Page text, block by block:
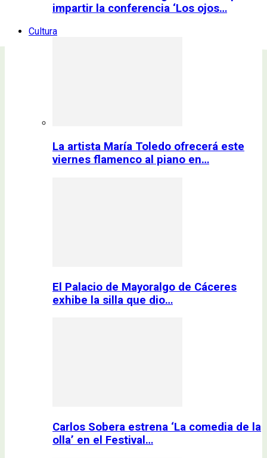
impartir la conferencia ‘Los ojos…
Cultura
La artista María Toledo ofrecerá este
viernes flamenco al piano en…
El Palacio de Mayoralgo de Cáceres
exhibe la silla que dio…
Carlos Sobera estrena ‘La comedia de la
olla’ en el Festival…